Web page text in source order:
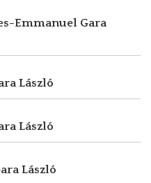
Emmanuel Gara
László
László
László